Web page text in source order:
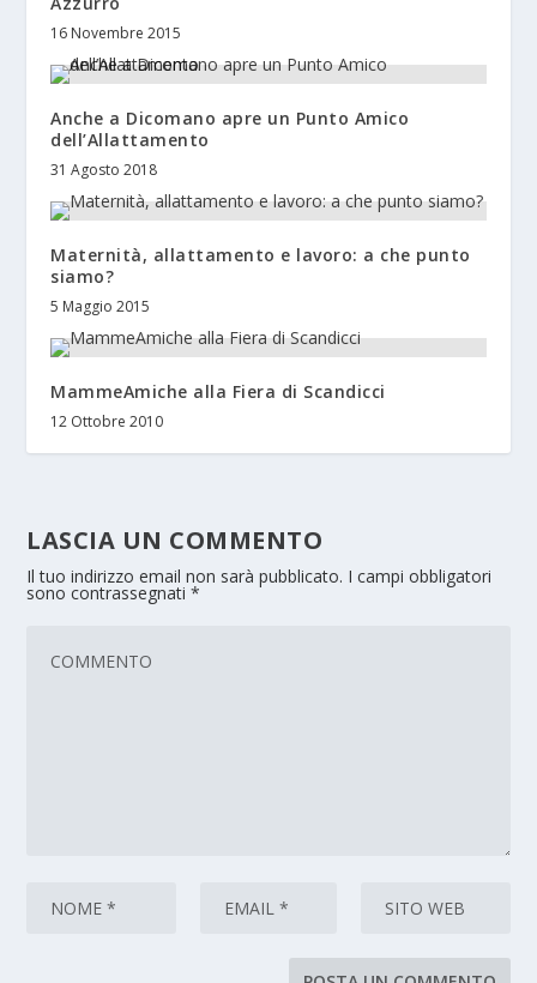
16 Novembre 2015
Anche a Dicomano apre un Punto Amico
dell’Allattamento
31 Agosto 2018
Maternità, allattamento e lavoro: a che punto
siamo?
5 Maggio 2015
MammeAmiche alla Fiera di Scandicci
12 Ottobre 2010
LASCIA UN COMMENTO
Il tuo indirizzo email non sarà pubblicato. I campi obbligatori
sono contrassegnati*